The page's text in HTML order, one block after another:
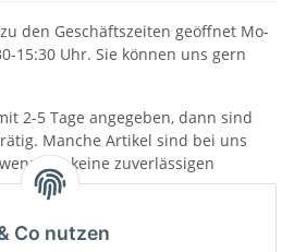
Co nutzen
den Geschäftszeiten geöffnet Mo-
15:30 Uhr. Sie können uns gern
2-5 Tage angegeben, dann sind
Manche Artikel sind bei uns
wir keine zuverlässigen